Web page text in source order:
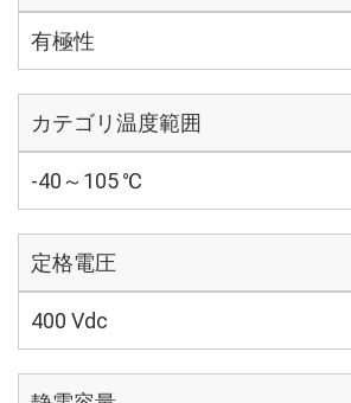
有極性
カテゴリ温度範囲
-40～105 ℃
定格電圧
400 Vdc